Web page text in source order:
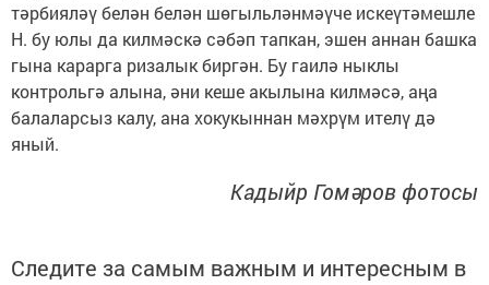
тәрбияләү белән белән шөгыльләнмәүче искеүтәмешле
Н. бу юлы да килмәскә сәбәп тапкан, эшен аннан башка
гына карарга ризалык биргән. Бу гаилә ныклы
контрольгә алына, әни кеше акылына килмәсә, аңа
балаларсыз калу, ана хокукыннан мәхрүм ителү дә
яный.
Кадыйр Гомәров фотосы
Следите за самым важным и интересным в